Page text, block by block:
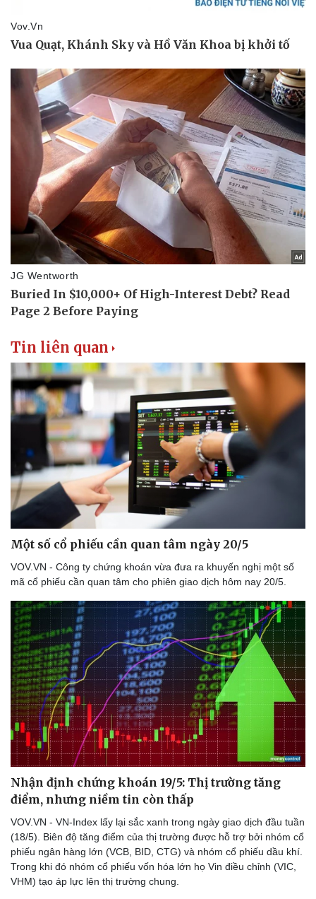
eSports
Hậu trường
Tư vấn
Tin liên quan
Một số cổ phiếu cần quan tâm ngày 20/5
VOV.VN - Công ty chứng khoán vừa đưa ra khuyến nghị một số
mã cổ phiếu cần quan tâm cho phiên giao dịch hôm nay 20/5.
Nhận định chứng khoán 19/5: Thị trường tăng
điểm, nhưng niềm tin còn thấp
VOV.VN - VN-Index lấy lại sắc xanh trong ngày giao dịch đầu tuần
(18/5). Biên độ tăng điểm của thị trường được hỗ trợ bởi nhóm cổ
phiếu ngân hàng lớn (VCB, BID, CTG) và nhóm cổ phiếu dầu khí.
Trong khi đó nhóm cổ phiếu vốn hóa lớn họ Vin điều chỉnh (VIC,
VHM) tạo áp lực lên thị trường chung.